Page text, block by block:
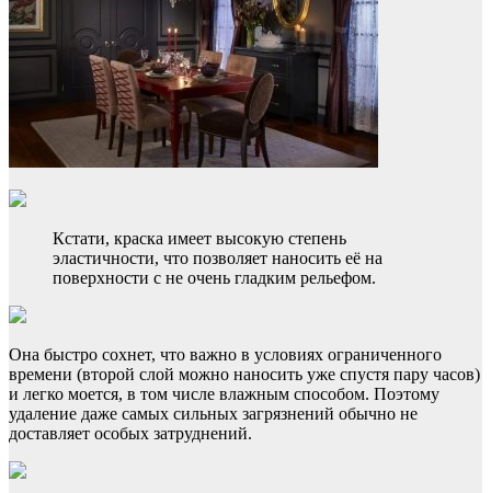
Кстати, краска имеет высокую степень
эластичности, что позволяет наносить её на
поверхности с не очень гладким рельефом.
Она быстро сохнет, что важно в условиях ограниченного
времени (второй слой можно наносить уже спустя пару часов)
и легко моется, в том числе влажным способом. Поэтому
удаление даже самых сильных загрязнений обычно не
доставляет особых затруднений.